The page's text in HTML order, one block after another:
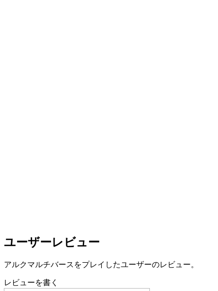
ユーザーレビュー
アルクマルチバースをプレイしたユーザーのレビュー。
レビューを書く